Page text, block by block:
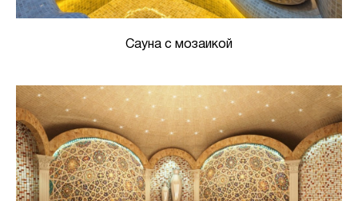
Сауна с мозаикой